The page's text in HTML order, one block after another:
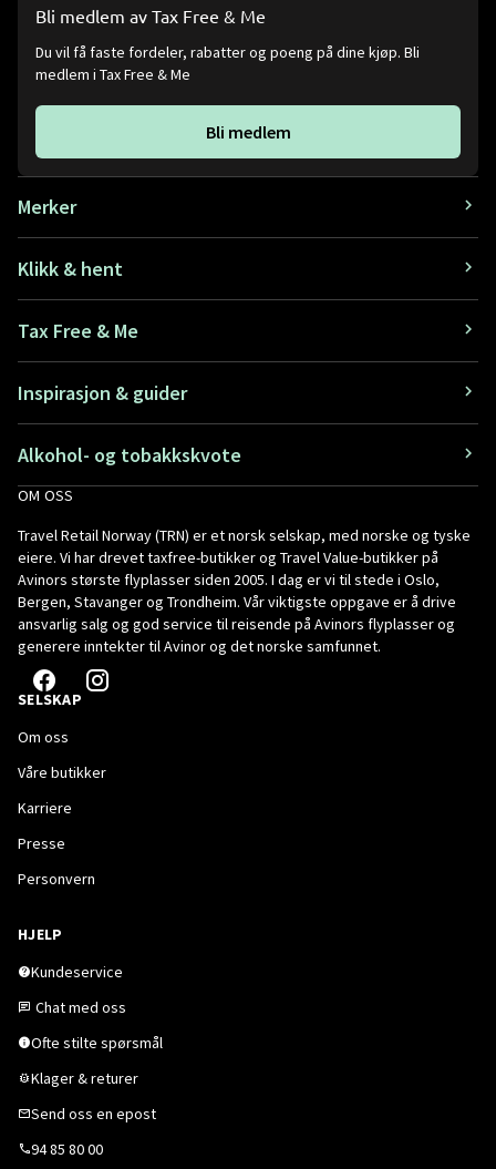
Bli medlem av Tax Free & Me
Du vil få faste fordeler, rabatter og poeng på dine kjøp. Bli
medlem i Tax Free & Me
Bli medlem
Merker
Klikk & hent
Tax Free & Me
Inspirasjon & guider
Alkohol- og tobakkskvote
OM OSS
Travel Retail Norway (TRN) er et norsk selskap, med norske og tyske
eiere. Vi har drevet taxfree-butikker og Travel Value-butikker på
Avinors største flyplasser siden 2005. I dag er vi til stede i Oslo,
Bergen, Stavanger og Trondheim. Vår viktigste oppgave er å drive
ansvarlig salg og god service til reisende på Avinors flyplasser og
generere inntekter til Avinor og det norske samfunnet.
SELSKAP
Om oss
Våre butikker
Karriere
Presse
Personvern
HJELP
Kundeservice
Chat med oss
Ofte stilte spørsmål
Klager & returer
Send oss en epost
94 85 80 00